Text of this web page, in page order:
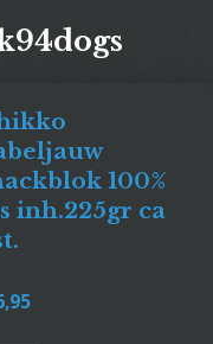
100%
inh.225gr ca